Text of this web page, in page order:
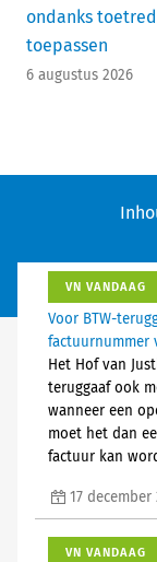
ondanks
toepassen
6 augustus 2026
VN VANDAAG
Voor BTW-
factuurnummer
Het Hof van
teruggaaf ook
wanneer een
moet het dan
factuur kan
17 december
VN VANDAAG